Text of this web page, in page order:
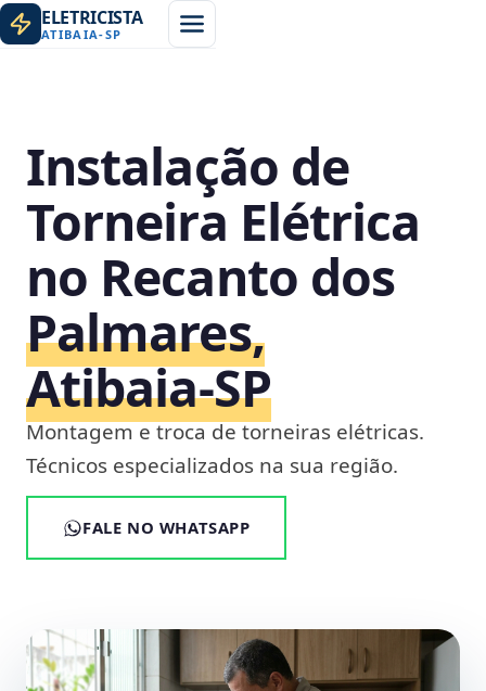
ELETRICISTA
ATIBAIA-SP
Instalação de
Torneira Elétrica
no Recanto dos
Palmares,
Atibaia‑SP
Montagem e troca de torneiras elétricas.
Técnicos especializados na sua região.
FALE NO WHATSAPP